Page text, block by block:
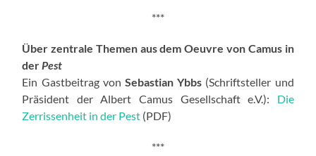
***
Über zentrale Themen aus dem Oeuvre von Camus in
der Pest
Ein Gastbeitrag von Sebastian Ybbs (Schriftsteller und
Präsident der Albert Camus Gesellschaft e.V.): Die
Zerrissenheit in der Pest (PDF)
***